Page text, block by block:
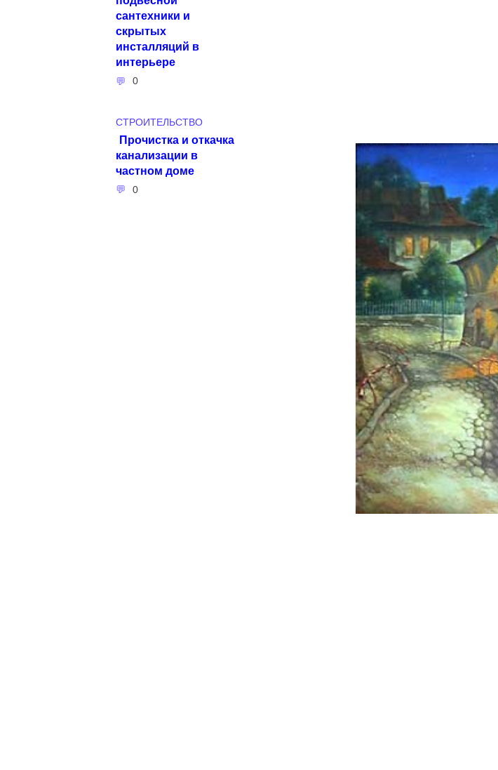
сантехники и
скрытых
инсталляций в
интерьере
0
СТРОИТЕЛЬСТВО
Прочистка и откачка
канализации в
частном доме
0